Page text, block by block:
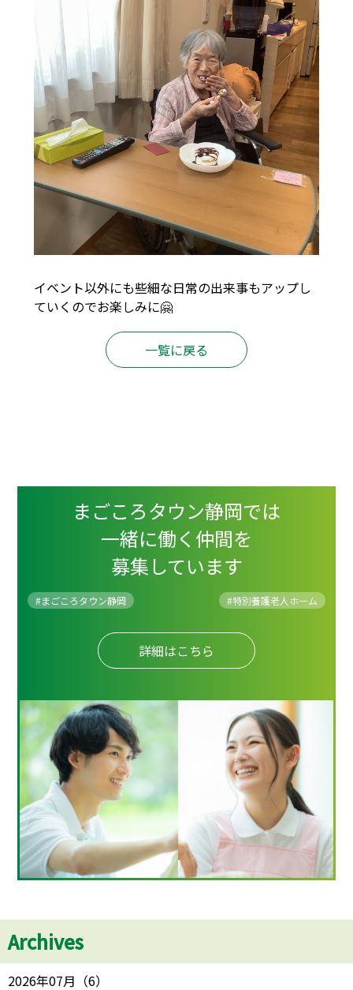
イベント以外にも些細な日常の出来事もアップし
ていくのでお楽しみに🤗
一覧に戻る
まごころタウン静岡では
一緒に働く仲間を
募集しています
#まごころタウン静岡 #特別養護老人ホーム
詳細はこちら
Archives
2026年07月 （6）